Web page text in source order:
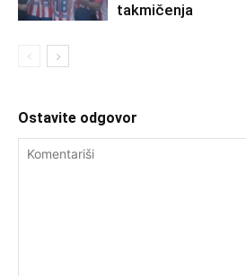
takmičenja
Ostavite odgovor